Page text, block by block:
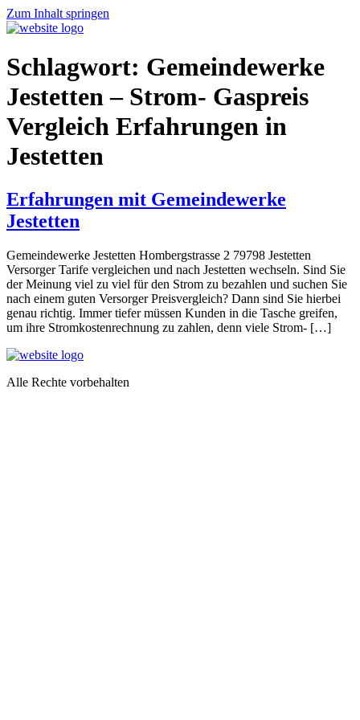
Zum Inhalt springen
Schlagwort: Gemeindewerke
Jestetten – Strom- Gaspreis
Vergleich Erfahrungen in
Jestetten
Erfahrungen mit Gemeindewerke
Jestetten
Gemeindewerke Jestetten Hombergstrasse 2 79798 Jestetten
Versorger Tarife vergleichen und nach Jestetten wechseln. Sind Sie
der Meinung viel zu viel für den Strom zu bezahlen und suchen Sie
nach einem guten Versorger Preisvergleich? Dann sind Sie hierbei
genau richtig. Immer tiefer müssen Kunden in die Tasche greifen,
um ihre Stromkostenrechnung zu zahlen, denn viele Strom- […]
Alle Rechte vorbehalten